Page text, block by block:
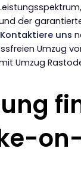
der
Kontaktiere uns
Umzug
Umzug